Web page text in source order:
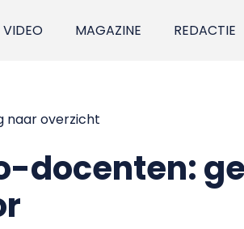
VIDEO MAGAZINE REDACTIE
naar overzicht
docenten: